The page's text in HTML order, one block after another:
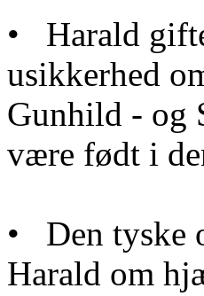
• Harald
usikkerhed
Gunhild - og
være født i
• Den tyske
Harald om